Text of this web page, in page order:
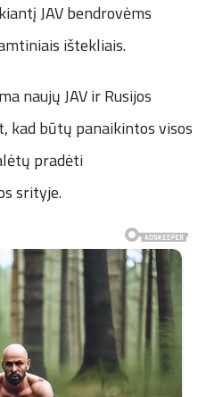
JAV bendrovėms
ištekliais.
naujų JAV ir Rusijos
kad būtų panaikintos visos
pradėti
srityje.